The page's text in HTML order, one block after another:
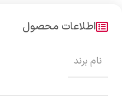
اطلاعات محصول
نام برند